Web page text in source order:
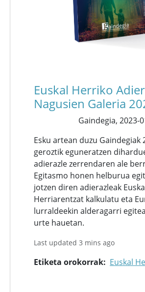
Euskal Herriko
Nagusien Galeria
Gaindegia, 2023-
Esku artean duzu Gaindegiak
geroztik eguneratzen
adierazle zerrendaren ale
Egitasmo honen helburua
jotzen diren adierazleak
Herriarentzat kalkulatu eta
lurraldeekin alderagarri
urte hauetan.
Last updated 3 mins ago
Etiketa orokorrak Euskal